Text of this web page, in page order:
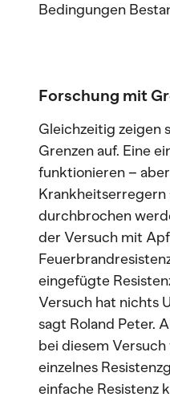
Bedingungen
Forschung mit
Gleichzeitig zeigen
Grenzen auf. Eine
funktionieren –
Krankheitserregern
durchbrochen
der Versuch mit
eingefügte
Versuch hat nichts
sagt Roland Peter.
bei diesem
einzelnes
einfache Resistenz